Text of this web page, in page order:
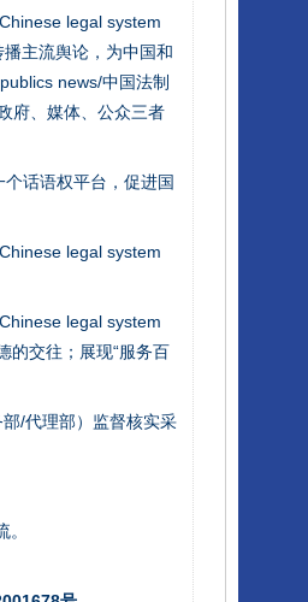
legal system
主流舆论，为中国和
news/中国法制
府、媒体、公众三者
话语权平台，促进国
legal system
legal system
的交往；展现“服务百
/代理部）监督核实采
会接连发公告
赋能千行百业